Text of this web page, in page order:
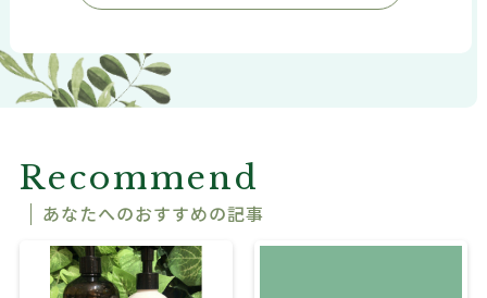
Recommend
あなたへのおすすめの記事